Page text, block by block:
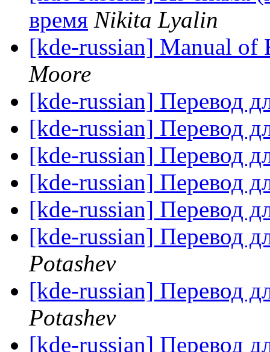
время Nikita Lyalin
[kde-russian] Manual of
Moore
[kde-russian] Перевод
[kde-russian] Перевод
[kde-russian] Перевод
[kde-russian] Перевод
[kde-russian] Перевод
[kde-russian] Перевод
Potashev
[kde-russian] Перевод
Potashev
[kde-russian] Перевод